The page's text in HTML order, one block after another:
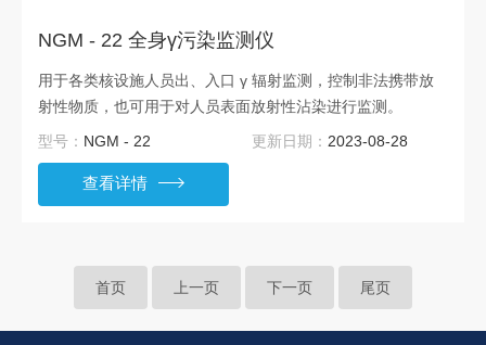
NGM - 22 全身γ污染监测仪
用于各类核设施人员出、入口 γ 辐射监测，控制非法携带放
射性物质，也可用于对人员表面放射性沾染进行监测。
型号： NGM - 22 更新日期： 2023-08-28
查看详情
首页 上一页 下一页 尾页